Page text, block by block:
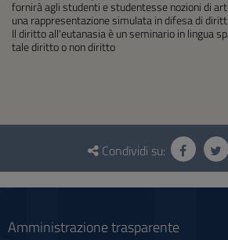
fornirà agli studenti e studentesse nozioni di
una rappresentazione simulata in difesa di
Il diritto all'eutanasia è un seminario in lingua
tale diritto o non diritto
Questionario
social
Condividi su:
Amministrazione trasparente